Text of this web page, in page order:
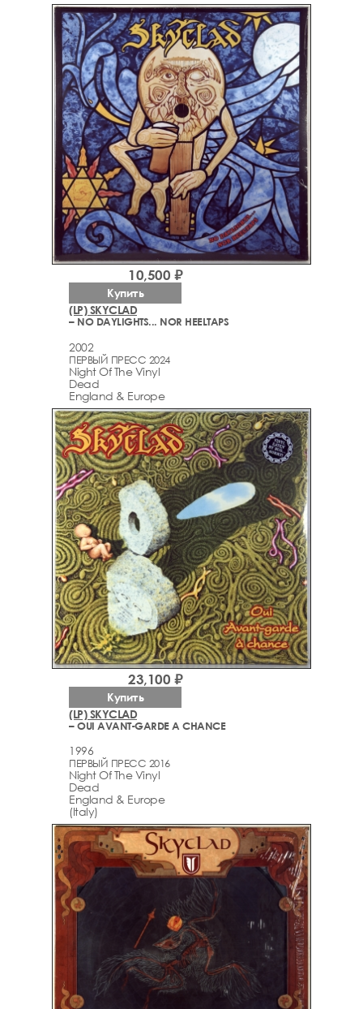
(LP) SKYCLAD
– NO DAYLIGHTS... NOR HEELTAPS
2002
ПЕРВЫЙ ПРЕСС 2024
Night Of The Vinyl
Dead
England & Europe
10,500 ₽
Купить
(LP) SKYCLAD
– OUI AVANT-GARDE A CHANCE
1996
ПЕРВЫЙ ПРЕСС 2016
Night Of The Vinyl
Dead
England & Europe
(Italy)
23,100 ₽
Купить